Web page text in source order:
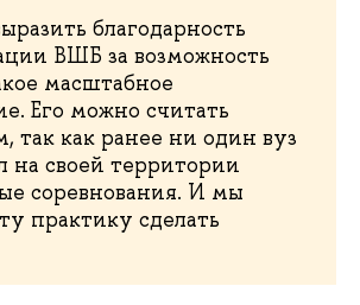
благодарность
ВШБ за возможность
масштабное
Его можно считать
так как ранее ни один вуз
на своей территории
соревнования. И мы
практику сделать